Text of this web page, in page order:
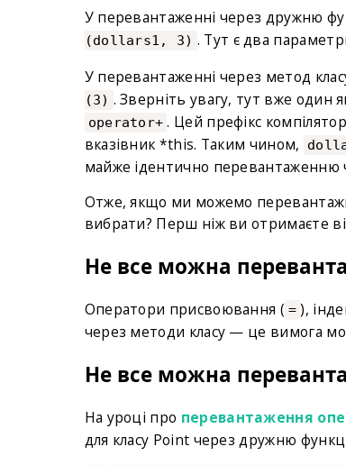
У перевантаженні через дружню
(dollars1, 3) . Тут є два
У перевантаженні через метод
(3) . Зверніть увагу, тут вже один
operator+ . Цей префікс
вказівник *this. Таким чином,
майже ідентично перевантаженню
Отже, якщо ми можемо
вибрати? Перш ніж ви отримаєте
Не все можна
Оператори присвоювання ( = ),
через методи класу — це вимога
Не все можна
На уроці про перевантаження
для класу Point через дружню